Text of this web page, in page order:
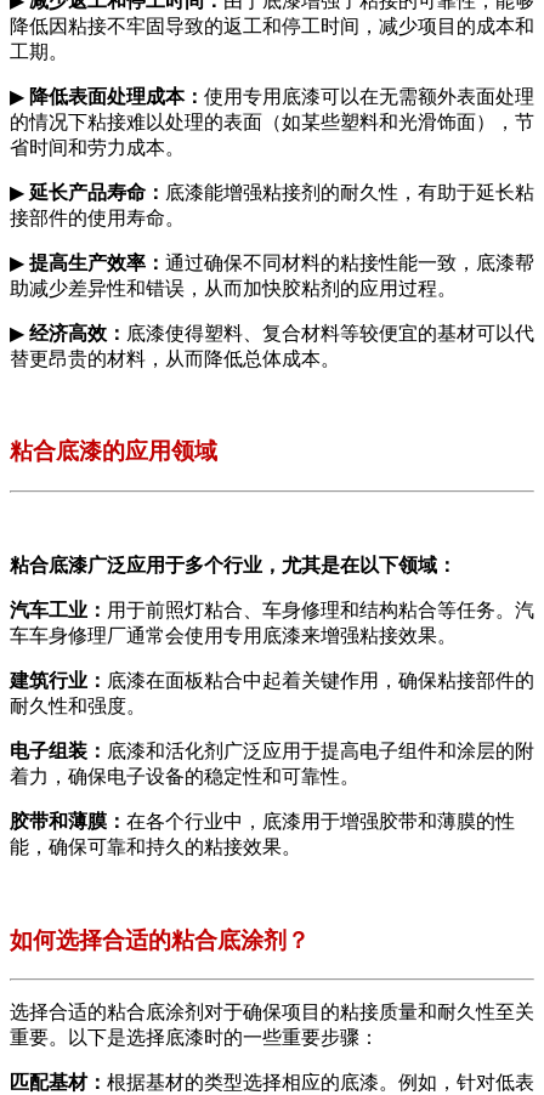
降低因粘接不牢固导致的返工和停工时间，减少项目的成本和
工期。
▶ 降低表面处理成本： 使用专用底漆可以在无需额外表面处理
的情况下粘接难以处理的表面（如某些塑料和光滑饰面），节
省时间和劳力成本。
▶ 延长产品寿命： 底漆能增强粘接剂的耐久性，有助于延长粘
接部件的使用寿命。
▶ 提高生产效率： 通过确保不同材料的粘接性能一致，底漆帮
助减少差异性和错误，从而加快胶粘剂的应用过程。
▶ 经济高效： 底漆使得塑料、复合材料等较便宜的基材可以代
替更昂贵的材料，从而降低总体成本。
粘合底漆的应用领域
粘合底漆广泛应用于多个行业，尤其是在以下领域：
汽车工业： 用于前照灯粘合、车身修理和结构粘合等任务。汽
车车身修理厂通常会使用专用底漆来增强粘接效果。
建筑行业： 底漆在面板粘合中起着关键作用，确保粘接部件的
耐久性和强度。
电子组装： 底漆和活化剂广泛应用于提高电子组件和涂层的附
着力，确保电子设备的稳定性和可靠性。
胶带和薄膜： 在各个行业中，底漆用于增强胶带和薄膜的性
能，确保可靠和持久的粘接效果。
如何选择合适的粘合底涂剂？
选择合适的粘合底涂剂对于确保项目的粘接质量和耐久性至关
重要。以下是选择底漆时的一些重要步骤：
匹配基材： 根据基材的类型选择相应的底漆。例如，针对低表